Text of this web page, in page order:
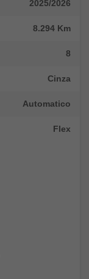
2025/2026
8.294 Km
8
Cinza
Automatico
Flex